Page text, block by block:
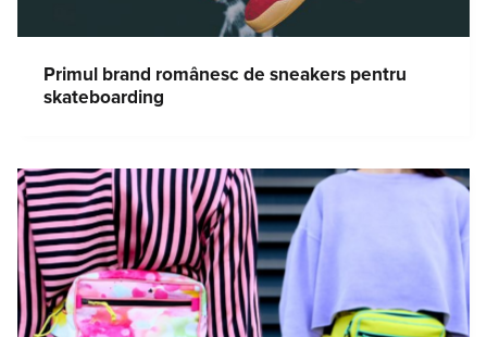
Primul brand românesc de sneakers pentru
skateboarding